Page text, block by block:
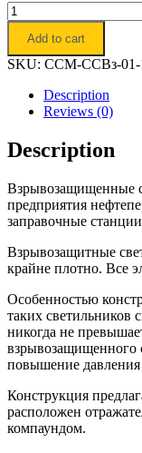
Светильник
светодиодный
взрывозащищенный
«Орион-
Q
1ЕХ»
quantity
Add to cart
SKU: ССМ-ССВз-01-
Description
Reviews (0)
Description
Взрывозащищенные
предприятия
заправочные
Взрывозащитные
крайне плотно. Все
Особенностью
таких светильников
никогда не
взрывозащищенного
повышение давления
Конструкция
расположен
компаундом.